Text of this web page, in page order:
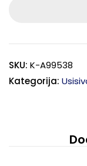
SKU: K-A99538
Kategorija: